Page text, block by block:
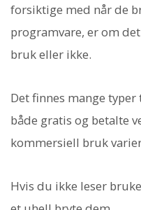
forsiktige med når de
programvare, er om
bruk eller ikke.
Det finnes mange
både gratis og betalte
kommersiell bruk
Hvis du ikke leser